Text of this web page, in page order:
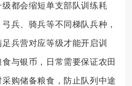
都会缩短单支部队训练耗
兵、骑兵等不同梯队兵种，
兵营对应等级才能开启训
与银币，日常需要保证农田
购储备粮食，防止队列中途